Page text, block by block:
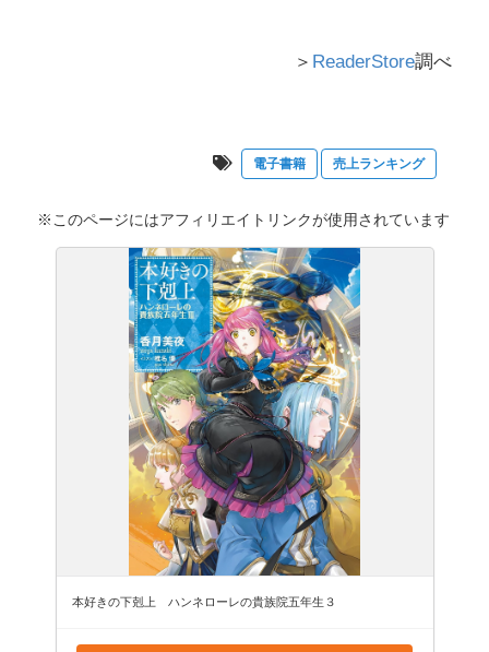
＞ ReaderStore調べ
電子書籍 売上ランキング
※このページにはアフィリエイトリンクが使用されています
本好きの下剋上 ハンネローレの貴族院五年生３